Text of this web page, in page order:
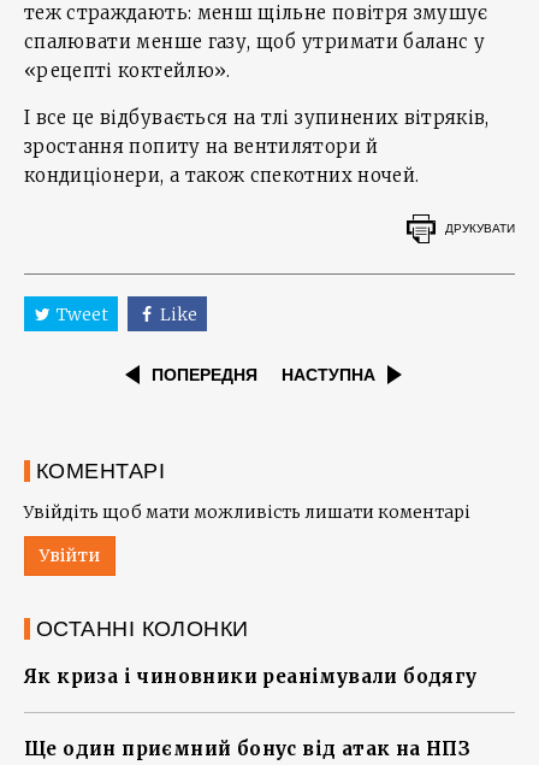
теж страждають: менш щільне повітря змушує
спалювати менше газу, щоб утримати баланс у
«рецепті коктейлю».
І все це відбувається на тлі зупинених вітряків,
зростання попиту на вентилятори й
кондиціонери, а також спекотних ночей.
ДРУКУВАТИ
Tweet Like
ПОПЕРЕДНЯ НАСТУПНА
КОМЕНТАРІ
Увійдіть щоб мати можливість лишати коментарі
Увійти
ОСТАННІ КОЛОНКИ
Як криза і чиновники реанімували бодягу
Ще один приємний бонус від атак на НПЗ